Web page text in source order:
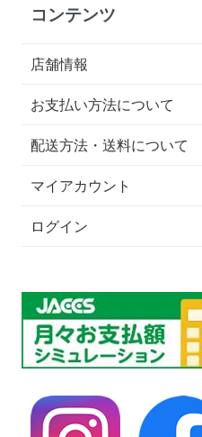
コンテンツ
店舗情報
お支払い方法について
配送方法・送料について
マイアカウント
ログイン